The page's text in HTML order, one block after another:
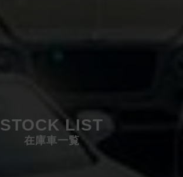
STOCK LIST
在庫車一覧